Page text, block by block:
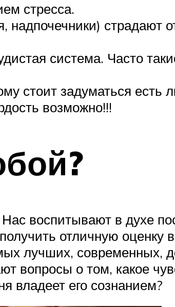
стресса.
страдают
система. Часто
стоит задуматься есть
возможно!!!
воспитывают в духе
отличную оценку
лучших, современных,
вопросы о том, какое
владеет его сознанием?